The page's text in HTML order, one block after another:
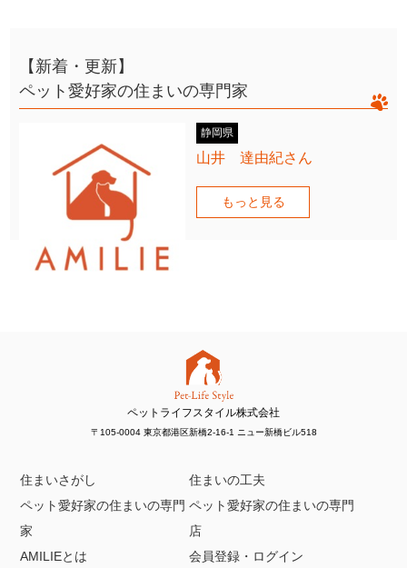
【新着・更新】
ペット愛好家の住まいの専門家
静岡県
山井 達由紀さん
もっと見る
ペットライフスタイル株式会社
〒105-0004 東京都港区新橋2-16-1 ニュー新橋ビル518
住まいさがし
住まいの工夫
ペット愛好家の住まいの専門
家
ペット愛好家の住まいの専門
店
AMILIEとは
会員登録・ログイン